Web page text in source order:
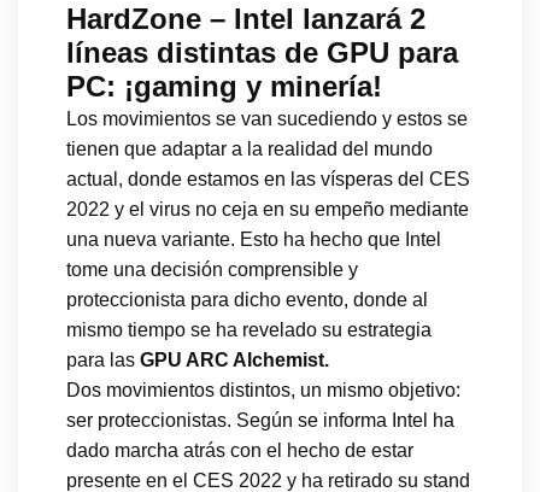
HardZone – Intel lanzará 2
líneas distintas de GPU para
PC: ¡gaming y minería!
Los movimientos se van sucediendo y estos se
tienen que adaptar a la realidad del mundo
actual, donde estamos en las vísperas del CES
2022 y el virus no ceja en su empeño mediante
una nueva variante. Esto ha hecho que Intel
tome una decisión comprensible y
proteccionista para dicho evento, donde al
mismo tiempo se ha revelado su estrategia
para las GPU ARC Alchemist.
Dos movimientos distintos, un mismo objetivo:
ser proteccionistas. Según se informa Intel ha
dado marcha atrás con el hecho de estar
presente en el CES 2022 y ha retirado su stand